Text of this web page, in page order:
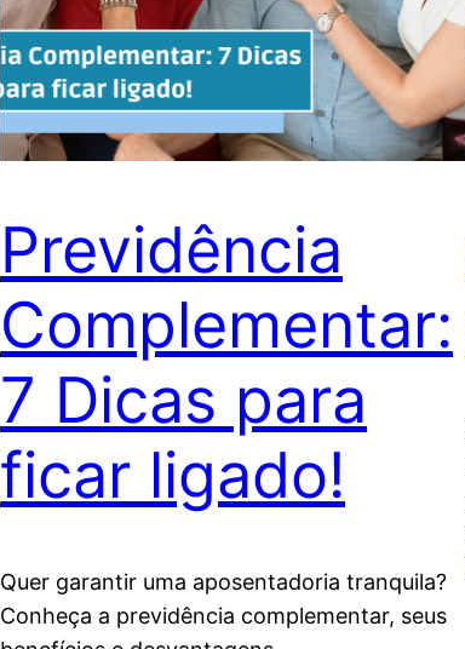
Previdência
Complementar:
7 Dicas para
ficar ligado!
Quer garantir uma aposentadoria tranquila?
Conheça a previdência complementar, seus